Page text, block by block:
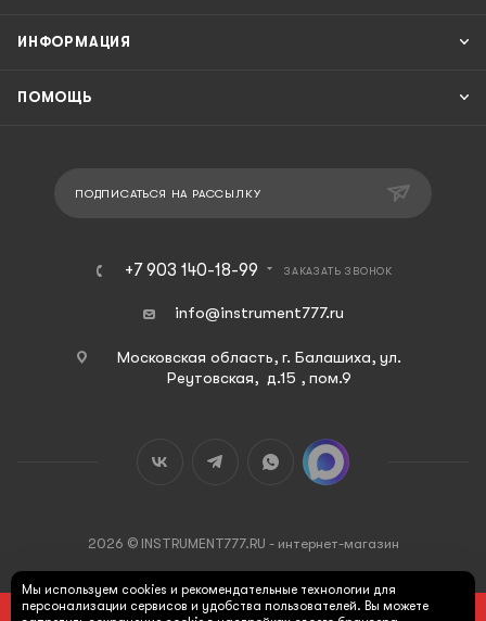
ИНФОРМАЦИЯ
ПОМОЩЬ
ПОДПИСАТЬСЯ НА РАССЫЛКУ
+7 903 140-18-99 ЗАКАЗАТЬ ЗВОНОК
info@instrument777.ru
Московская область, г. Балашиха, ул.
Реутовская, д.15 , пом.9
2026 © INSTRUMENT777.RU - интернет-магазин
Мы используем cookies и рекомендательные технологии для
персонализации сервисов и удобства пользователей. Вы можете